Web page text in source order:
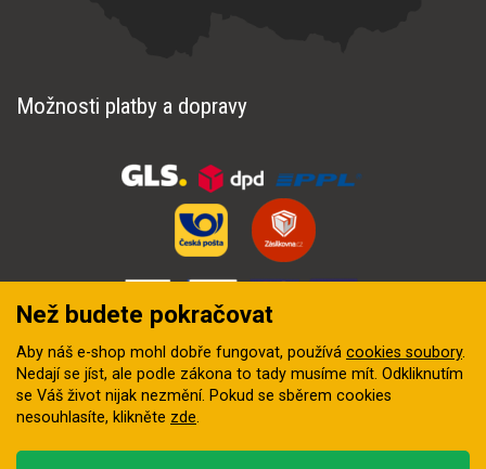
Možnosti platby a dopravy
Než budete pokračovat
Aby náš e-shop mohl dobře fungovat, používá cookies soubory.
Nedají se jíst, ale podle zákona to tady musíme mít. Odkliknutím
se Váš život nijak nezmění. Pokud se sběrem cookies
nesouhlasíte, klikněte zde.